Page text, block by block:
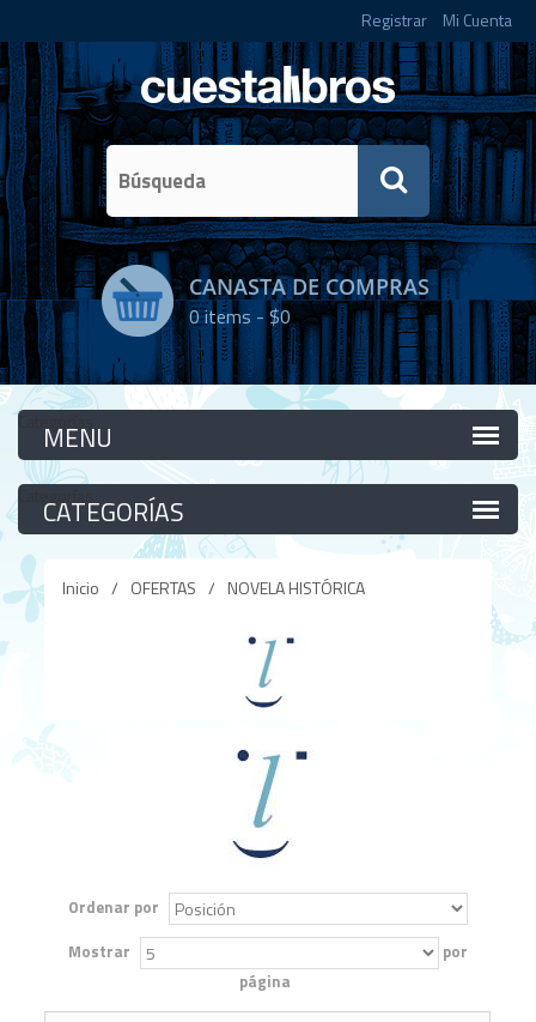
Registrar Mi Cuenta
CANASTA DE COMPRAS
0items -$0
Categorías
Categorías
Inicio / OFERTAS / NOVELA HISTÓRICA
Ordenar por
Mostrar
por
página